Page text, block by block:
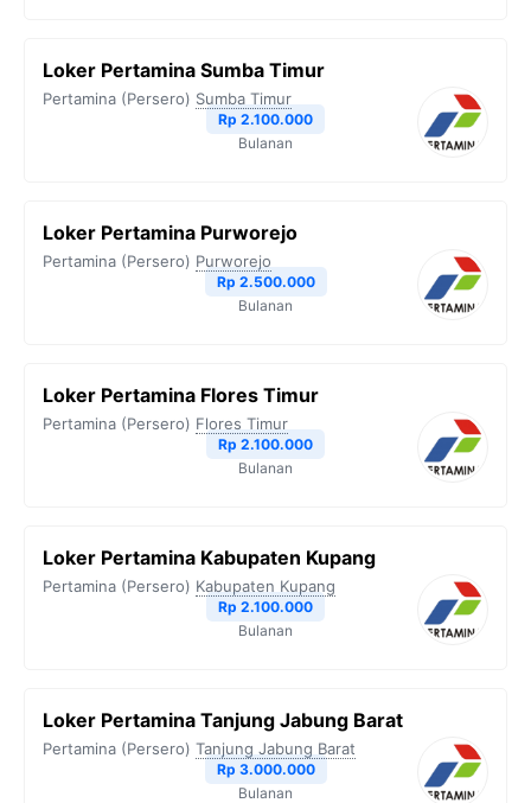
Loker Pertamina Sumba Timur
Pertamina (Persero) Sumba Timur
Rp 2.100.000
Bulanan
Loker Pertamina Purworejo
Pertamina (Persero) Purworejo
Rp 2.500.000
Bulanan
Loker Pertamina Flores Timur
Pertamina (Persero) Flores Timur
Rp 2.100.000
Bulanan
Loker Pertamina Kabupaten Kupang
Pertamina (Persero) Kabupaten Kupang
Rp 2.100.000
Bulanan
Loker Pertamina Tanjung Jabung Barat
Pertamina (Persero) Tanjung Jabung Barat
Rp 3.000.000
Bulanan